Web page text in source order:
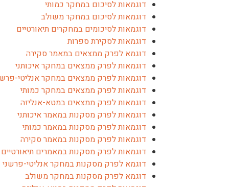
דוגמאות לסיכום במחקר כמותי
דוגמאות לסיכום במחקר משולב
דוגמאות לסיכומים במחקרים תיאורטיים
דוגמאות לסקירת ספרות
דוגמא לפרק ממצאים במאמר סקירה
דוגמאות לפרק ממצאים במחקר איכותני
דוגמאות לפרק ממצאים במחקר אנליטי-
דוגמאות לפרק ממצאים במחקר כמותי
דוגמאות לפרק ממצאים במטא-אנליזה
דוגמאות לפרק מסקנות במאמר איכותני
דוגמאות לפרק מסקנות במאמר כמותי
דוגמאות לפרק מסקנות במאמר סקירה
דוגמאות לפרק מסקנות במאמרים תיאורטיים
דוגמא לפרק מסקנות במחקר אנליטי-פרשני
דוגמא לפרק מסקנות במחקר משולב